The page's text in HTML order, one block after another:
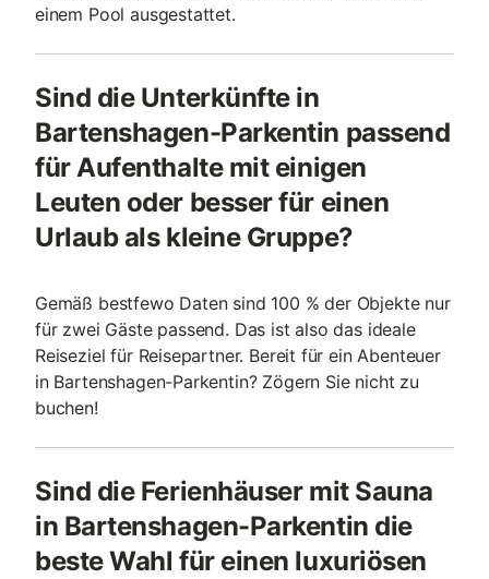
einem Pool ausgestattet.
Sind die Unterkünfte in
Bartenshagen-Parkentin passend
für Aufenthalte mit einigen
Leuten oder besser für einen
Urlaub als kleine Gruppe?
Gemäß bestfewo Daten sind 100 % der Objekte nur
für zwei Gäste passend. Das ist also das ideale
Reiseziel für Reisepartner. Bereit für ein Abenteuer
in Bartenshagen-Parkentin? Zögern Sie nicht zu
buchen!
Sind die Ferienhäuser mit Sauna
in Bartenshagen-Parkentin die
beste Wahl für einen luxuriösen